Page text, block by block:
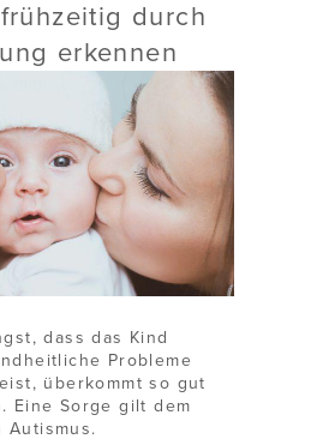
durch
erkennen
dass das Kind
Probleme
überkommt so gut
Eine Sorge gilt dem
Autismus.